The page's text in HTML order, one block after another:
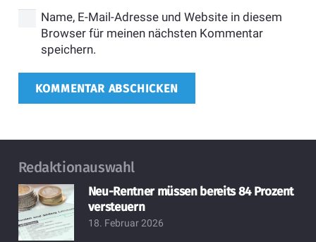
Name, E-Mail-Adresse und Website in diesem
Browser für meinen nächsten Kommentar
speichern.
KOMMENTAR ABSCHICKEN
Redaktionauswahl
Neu-Rentner müssen bereits 84 Prozent
versteuern
18. Februar 2026